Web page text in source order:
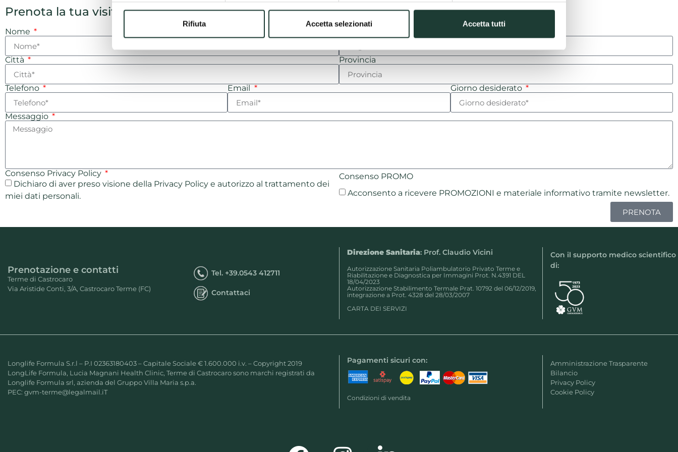
Rifiuta Accetta selezionati Accetta tutti
Prenota la tua visita
Nome
Città Provincia
Telefono Email Giorno desiderato
Messaggio
Consenso Privacy Policy
Dichiaro di aver preso visione della Privacy Policy e autorizzo al trattamento dei
miei dati personali.
Consenso PROMO
Acconsento a ricevere PROMOZIONI e materiale informativo tramite newsletter.
PRENOTA
Prenotazione e contatti
Terme di Castrocaro
Via Aristide Conti, 3/A, Castrocaro Terme (FC)
Tel. +39.0543 412711
Contattaci
Direzione Sanitaria: Prof. Claudio Vicini
Autorizzazione Sanitaria Poliambulatorio Privato Terme e
Riabilitazione e Diagnostica per Immagini Prot. N.4391 DEL
18/04/2023
Autorizzazione Stabilimento Termale Prat. 10792 del 06/12/2019,
integrazione a Prot. 4328 del 28/03/2007
CARTA DEI SERVIZI
Con il supporto medico scientifico
di:
Longlife Formula S.r.l – P.I 02363180403 – Capitale Sociale € 1.600.000 i.v. – Copyright 2019
LongLife Formula, Lucia Magnani Health Clinic, Terme di Castrocaro sono marchi registrati da
Longlife Formula srl, azienda del Gruppo Villa Maria s.p.a.
PEC: gvm-terme@legalmail.iT
Pagamenti sicuri con:
Condizioni di vendita
Amministrazione Trasparente
Bilancio
Privacy Policy
Cookie Policy